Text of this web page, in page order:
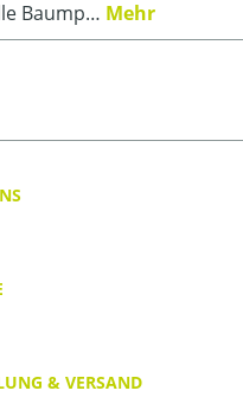
Baump… Mehr
& VERSAND